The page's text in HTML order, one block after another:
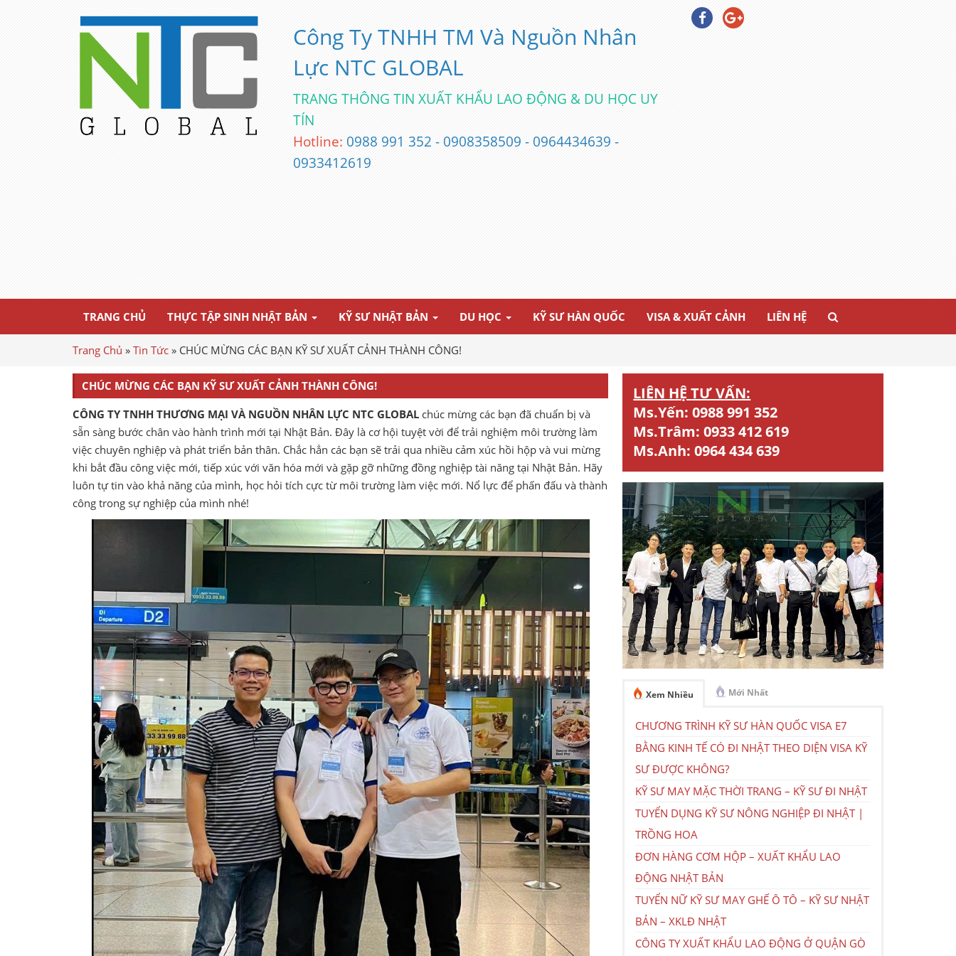
Công Ty TNHH TM Và Nguồn Nhân
Lực NTC GLOBAL
TRANG THÔNG TIN XUẤT KHẨU LAO ĐỘNG & DU HỌC UY
TÍN
Hotline: 0988 991 352 - 0908358509 - 0964434639 -
0933412619
TRANG CHỦ THỰC TẬP SINH NHẬT BẢN KỸ SƯ NHẬT BẢN DU HỌC KỸ SƯ HÀN QUỐC VISA & XUẤT CẢNH LIÊN HỆ
Trang Chủ » Tin Tức » CHÚC MỪNG CÁC BẠN KỸ SƯ XUẤT CẢNH THÀNH CÔNG!
CHÚC MỪNG CÁC BẠN KỸ SƯ XUẤT CẢNH THÀNH CÔNG!
CÔNG TY TNHH THƯƠNG MẠI VÀ NGUỒN NHÂN LỰC NTC GLOBAL chúc mừng các bạn đã chuẩn bị và
sẵn sàng bước chân vào hành trình mới tại Nhật Bản. Đây là cơ hội tuyệt vời để trải nghiệm môi trường làm
việc chuyên nghiệp và phát triển bản thân. Chắc hẳn các bạn sẽ trải qua nhiều cảm xúc hồi hộp và vui mừng
khi bắt đầu công việc mới, tiếp xúc với văn hóa mới và gặp gỡ những đồng nghiệp tài năng tại Nhật Bản. Hãy
luôn tự tin vào khả năng của mình, học hỏi tích cực từ môi trường làm việc mới. Nổ lực để phấn đấu và thành
công trong sự nghiệp của mình nhé!
LIÊN HỆ TƯ VẤN:
Ms.Yến:0988 991 352
Ms.Trâm:0933 412 619
Ms.Anh:0964 434 639
Xem Nhiều Mới Nhất
CHƯƠNG TRÌNH KỸ SƯ HÀN QUỐC VISA E7
BẰNG KINH TẾ CÓ ĐI NHẬT THEO DIỆN VISA KỸ
SƯ ĐƯỢC KHÔNG?
KỸ SƯ MAY MẶC THỜI TRANG – KỸ SƯ ĐI NHẬT
TUYỂN DỤNG KỸ SƯ NÔNG NGHIỆP ĐI NHẬT |
TRỒNG HOA
ĐƠN HÀNG CƠM HỘP – XUẤT KHẨU LAO
ĐỘNG NHẬT BẢN
TUYỂN NỮ KỸ SƯ MAY GHẾ Ô TÔ – KỸ SƯ NHẬT
BẢN – XKLĐ NHẬT
CÔNG TY XUẤT KHẨU LAO ĐỘNG Ở QUẬN GÒ